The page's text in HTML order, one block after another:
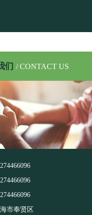
们 / CONTACT US
市奉贤区